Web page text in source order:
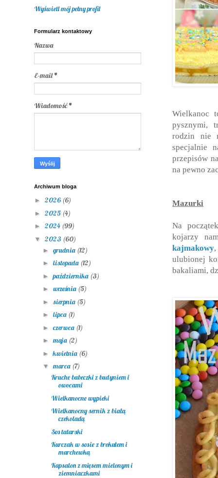
Wielkanoc
pysznymi,
rodzin nie
specjalnie
przepisów
na pewno
Mazurki
Na
kojarzy
kajmakowy
ulubionej
bakaliami,
Wyświetl mój pełny profil
Formularz kontaktowy
Nazwa
E-mail*
Wiadomość*
Archiwum bloga
► 2026 (6)
► 2025 (4)
► 2024 (99)
▼ 2023 (60)
► grudnia (12)
► listopada (12)
►października (3)
► września (5)
► sierpnia (5)
► lipca (1)
►czerwca (1)
►maja (2)
►kwietnia (6)
▼marca (7)
Kruche babeczki z budyniem i
owocami
Wielkanocne wypieki
Wielkanocny sernik z białą
czekoladą
Sos tatarski
Kurczak w sosie z brokułem i
marchewką
Kapsalon z mięsem mielonym i
ziemniaczkami